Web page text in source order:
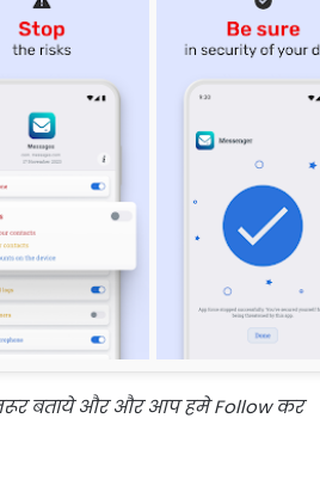
बताये और और आप हमे Follow कर